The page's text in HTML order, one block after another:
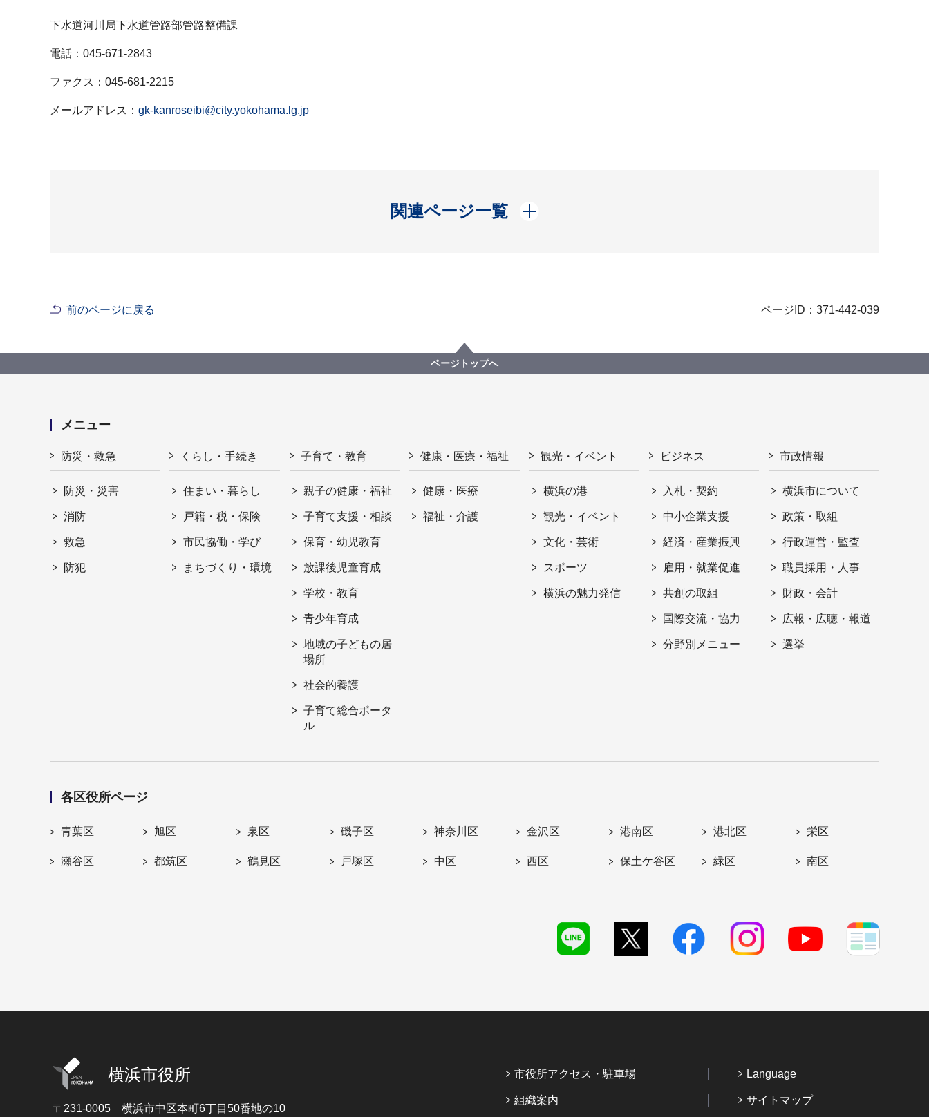
下水道河川局下水道管路部管路整備課
電話：045-671-2843
ファクス：045-681-2215
メールアドレス： gk-kanroseibi@city.yokohama.lg.jp
関連ページ一覧
開く
前のページに戻る ページID：371-442-039
ページトップへ
メニュー
防災・救急
防災・災害
消防
救急
防犯
くらし・手続き
住まい・暮らし
戸籍・税・保険
市民協働・学び
まちづくり・環境
子育て・教育
親子の健康・福祉
子育て支援・相談
保育・幼児教育
放課後児童育成
学校・教育
青少年育成
地域の子どもの居
場所
社会的養護
子育て総合ポータ
ル
健康・医療・福祉
健康・医療
福祉・介護
観光・イベント
横浜の港
観光・イベント
文化・芸術
スポーツ
横浜の魅力発信
ビジネス
入札・契約
中小企業支援
経済・産業振興
雇用・就業促進
共創の取組
国際交流・協力
分野別メニュー
市政情報
横浜市について
政策・取組
行政運営・監査
職員採用・人事
財政・会計
広報・広聴・報道
選挙
各区役所ページ
青葉区 旭区 泉区 磯子区 神奈川区 金沢区 港南区 港北区 栄区
瀬谷区 都筑区 鶴見区 戸塚区 中区 西区 保土ケ谷区 緑区 南区
横浜市役所
〒231-0005 横浜市中区本町6丁目50番地の10
市役所アクセス・駐車場
組織案内
Language
サイトマップ